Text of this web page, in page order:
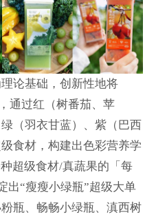
论基础，创新性地将
通过红（树番茄、苹
（羽衣甘蓝）、紫（巴西
食材，构建出色彩营养学
超级食材/真蔬果的「每
出“瘦瘦小绿瓶”超级大单
瓶、畅畅小绿瓶、滇西树